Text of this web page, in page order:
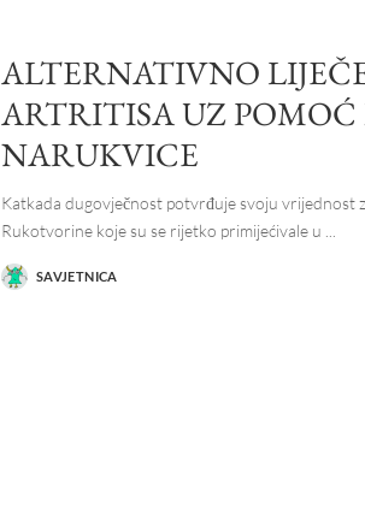
ALTERNATIVNO
ARTRITISA UZ POMOĆ
NARUKVICE
Katkada dugovječnost potvrđuje svoju vrijednost
Rukotvorine koje su se rijetko primijećivale u
POSTED
BY
SAVJETNICA